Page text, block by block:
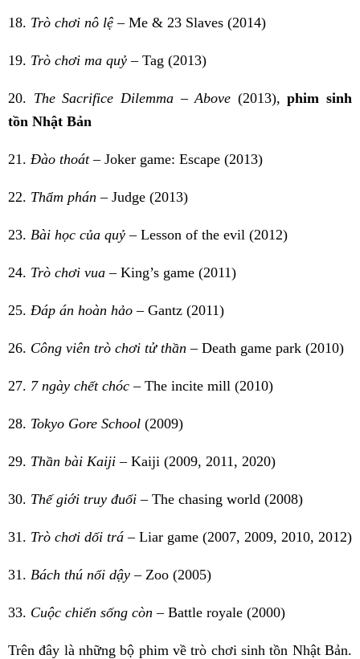
18. Trò chơi nô lệ – Me & 23 Slaves (2014)
19. Trò chơi ma quỷ – Tag (2013)
20. The Sacrifice Dilemma – Above (2013),phim sinh
tồn Nhật Bản
21. Đào thoát– Joker game: Escape (2013)
22. Thẩm phán – Judge (2013)
23. Bài học của quỷ – Lesson of the evil (2012)
24. Trò chơi vua – King’s game (2011)
25. Đáp án hoàn hảo – Gantz (2011)
26. Công viên trò chơi tử thần – Death game park (2010)
27. 7 ngày chết chóc – The incite mill (2010)
28. Tokyo Gore School (2009)
29. Thần bài Kaiji – Kaiji (2009, 2011, 2020)
30. Thế giới truy đuổi – The chasing world (2008)
31. Trò chơi dối trá – Liar game (2007, 2009, 2010, 2012)
31. Bách thú nổi dậy – Zoo (2005)
33. Cuộc chiến sống còn – Battle royale (2000)
Trên đây là những bộ phim về trò chơi sinh tồn Nhật Bản.